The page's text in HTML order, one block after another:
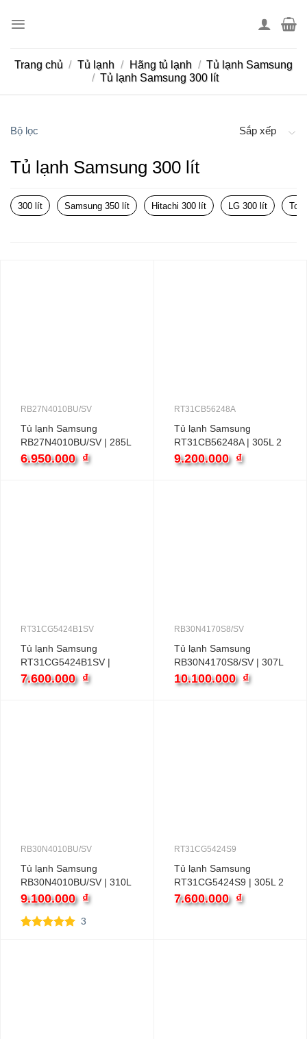
Trang chủ / Tủ lạnh / Hãng tủ lạnh / Tủ lạnh Samsung
/ Tủ lạnh Samsung 300 lít
Bộ lọc Sắp xếp
Tủ lạnh Samsung 300 lít
300 lít Samsung 350 lít Hitachi 300 lít LG 300 lít
RB27N4010BU/SV
Tủ lạnh Samsung
RB27N4010BU/SV | 285L
2 cánh inverter
6.950.000 ₫
RT31CB56248A
Tủ lạnh Samsung
RT31CB56248A | 305L 2
cánh inverter
9.200.000 ₫
RT31CG5424B1SV
Tủ lạnh Samsung
RT31CG5424B1SV |
305L 2 cánh inverter
7.600.000 ₫
RB30N4170S8/SV
Tủ lạnh Samsung
RB30N4170S8/SV | 307L
2 cánh inverter
10.100.000 ₫
RB30N4010BU/SV
Tủ lạnh Samsung
RB30N4010BU/SV | 310L
2 cánh inverter
9.100.000 ₫
3
RT31CG5424S9
Tủ lạnh Samsung
RT31CG5424S9 | 305L 2
cánh inverter
7.600.000 ₫